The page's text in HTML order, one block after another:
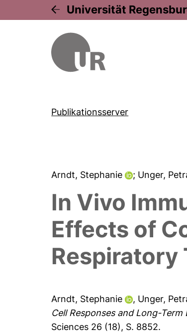
Universität
Publikationsserver
Arndt, Stephanie
; Unger,
In Vivo
Effects of
Respiratory
Arndt, Stephanie , Unger,
Cell Responses and Long-
Sciences 26 (18), S. 8852.